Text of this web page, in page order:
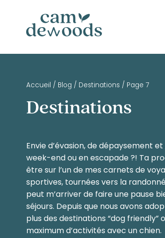
Accueil / Blog / Destinations / Page 7
Destinations
Envie d’évasion, de dépaysement
week-end ou en escapade ?! Ta
être sur l’un de mes carnets de
sportives, tournées vers la
peut m’arriver de faire une pause
séjours. Depuis que nous avons
plus des destinations “dog friendly”
maximum d’activités avec un chien.